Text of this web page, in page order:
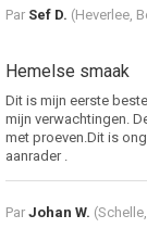
Par Sef D. (Heverlee,
Hemelse smaak
Dit is mijn eerste
mijn verwachtingen.
met proeven.Dit is
aanrader .
Par Johan W.